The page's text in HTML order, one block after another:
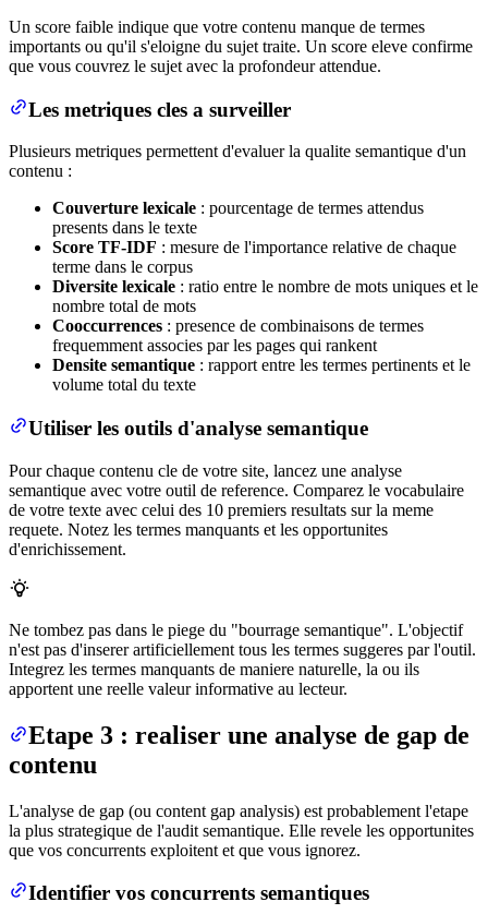
Un score faible indique que votre contenu manque de termes
importants ou qu'il s'eloigne du sujet traite. Un score eleve confirme
que vous couvrez le sujet avec la profondeur attendue.
Les metriques cles a surveiller
Plusieurs metriques permettent d'evaluer la qualite semantique d'un
contenu :
Couverture lexicale : pourcentage de termes attendus
presents dans le texte
Score TF-IDF : mesure de l'importance relative de chaque
terme dans le corpus
Diversite lexicale : ratio entre le nombre de mots uniques et le
nombre total de mots
Cooccurrences : presence de combinaisons de termes
frequemment associes par les pages qui rankent
Densite semantique : rapport entre les termes pertinents et le
volume total du texte
Utiliser les outils d'analyse semantique
Pour chaque contenu cle de votre site, lancez une analyse
semantique avec votre outil de reference. Comparez le vocabulaire
de votre texte avec celui des 10 premiers resultats sur la meme
requete. Notez les termes manquants et les opportunites
d'enrichissement.
Ne tombez pas dans le piege du "bourrage semantique". L'objectif
n'est pas d'inserer artificiellement tous les termes suggeres par l'outil.
Integrez les termes manquants de maniere naturelle, la ou ils
apportent une reelle valeur informative au lecteur.
Etape 3 : realiser une analyse de gap de
contenu
L'analyse de gap (ou content gap analysis) est probablement l'etape
la plus strategique de l'audit semantique. Elle revele les opportunites
que vos concurrents exploitent et que vous ignorez.
Identifier vos concurrents semantiques